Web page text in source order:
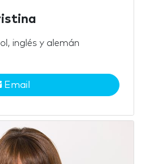
inglés y alemán
Email